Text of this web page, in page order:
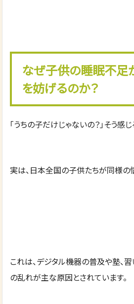
なぜ子供の睡眠不足
を妨げるのか？
「うちの子だけじゃないの？」そう感
実は、日本全国の子供たちが同様の
これは、デジタル機器の普及や塾、
の乱れが主な原因とされています。